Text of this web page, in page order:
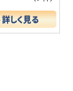
詳しく見る